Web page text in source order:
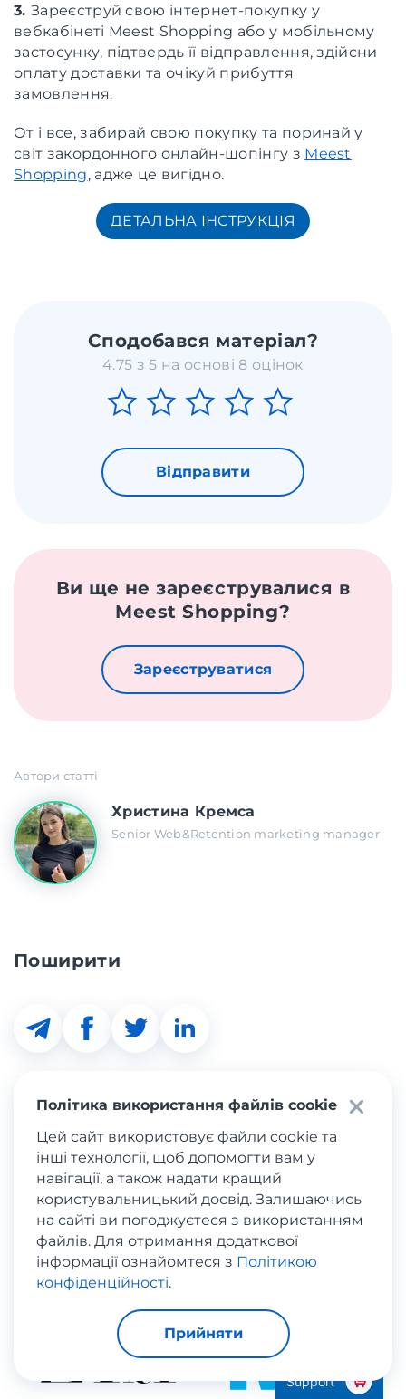
3. Зареєструй свою інтернет-покупку у
вебкабінеті Meest Shopping або у мобільному
застосунку, підтвердь її відправлення, здійсни
оплату доставки та очікуй прибуття
замовлення.
От і все, забирай свою покупку та поринай у
світ закордонного онлайн-шопінгу з Meest
Shopping, адже це вигідно.
ДЕТАЛЬНА ІНСТРУКЦІЯ
Сподобався матеріал?
4.75 з 5 на основі 8 оцінок
Відправити
Ви ще не зареєструвалися в
Meest Shopping?
Зареєструватися
Автори статті
Христина Кремса
Senior Web&Retention marketing manager
Поширити
Meest Shopping
Дізнатися
Ще більше популярних
магазинів
Політика використання файлів cookie
Цей сайт використовує файли cookie та
інші технології, щоб допомогти вам у
навігації, а також надати кращий
користувальницький досвід. Залишаючись
на сайті ви погоджуєтеся з використанням
файлів. Для отримання додаткової
інформації ознайомтеся з Політикою
конфіденційності.
Прийняти
Support